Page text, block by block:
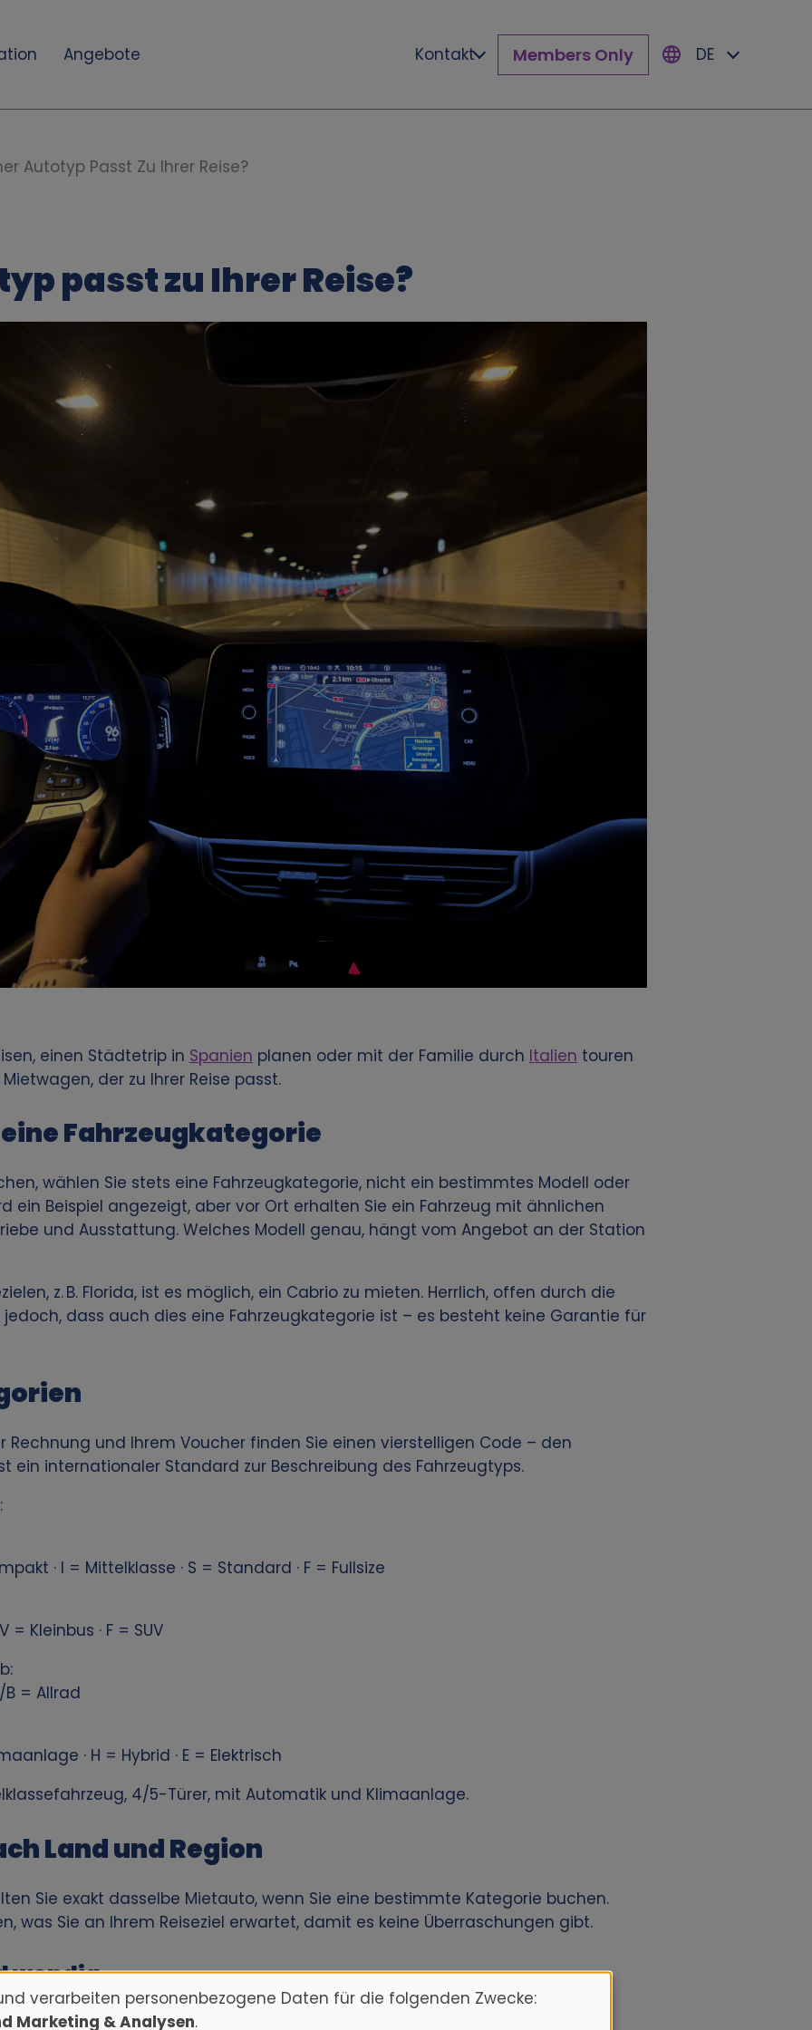
Angebote Kontakt Members Only DE
Autotyp Passt Zu Ihrer Reise?
passt zu Ihrer Reise?
einen Städtetrip in Spanien planen oder mit der Familie durch Italien touren
der zu Ihrer Reise passt.
Fahrzeugkategorie
wählen Sie stets eine Fahrzeugkategorie, nicht ein bestimmtes Modell oder
ein Beispiel angezeigt, aber vor Ort erhalten Sie ein Fahrzeug mit ähnlichen
und Ausstattung. Welches Modell genau, hängt vom Angebot an der Station
z. B. Florida, ist es möglich, ein Cabrio zu mieten. Herrlich, offen durch die
jedoch, dass auch dies eine Fahrzeugkategorie ist – es besteht keine Garantie für
Rechnung und Ihrem Voucher finden Sie einen vierstelligen Code – den
ein internationaler Standard zur Beschreibung des Fahrzeugtyps.
· I = Mittelklasse · S = Standard · F = Fullsize
Kleinbus · F = SUV
B = Allrad
· H = Hybrid · E = Elektrisch
4/5-Türer, mit Automatik und Klimaanlage.
Land und Region
Sie exakt dasselbe Mietauto, wenn Sie eine bestimmte Kategorie buchen.
was Sie an Ihrem Reiseziel erwartet, damit es keine Überraschungen gibt.
wendig
und wendiger – ideal für enge Straßen und knappe Parkplätze in
verarbeiten personenbezogene Daten für die folgenden Zwecke:
Marketing & Analysen.